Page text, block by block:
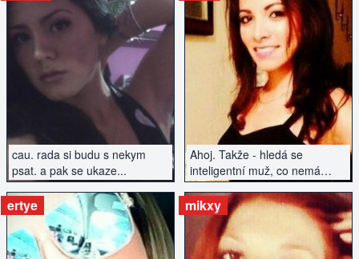
cau. rada si budu s nekym
psat. a pak se ukaze...
ZOBRAZIT INZERÁT
Ahoj. Takže - hledá se
inteligentní muž, co nemá
závazky a hledá vztah...
ZOBRAZIT INZERÁT
ertye mikxy